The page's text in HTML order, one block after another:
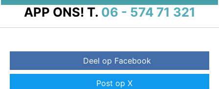
APP ONS! T. 06 - 574 71 321
Deel op Facebook
Post op X